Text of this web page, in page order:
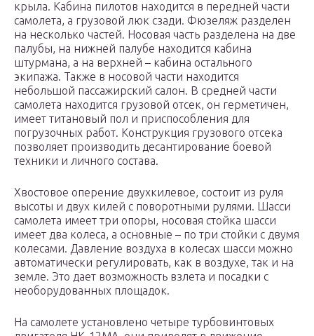
крыла. Кабина пилотов находится в передней части
самолета, а грузовой люк сзади. Фюзеляж разделен
на несколько частей. Носовая часть разделена на две
палубы, на нижней палубе находится кабина
штурмана, а на верхней – кабина остального
экипажа. Также в носовой части находится
небольшой пассажирский салон. В средней части
самолета находится грузовой отсек, он герметичен,
имеет титановый пол и приспособления для
погрузочных работ. Конструкция грузового отсека
позволяет производить десантирование боевой
техники и личного состава.
Хвостовое оперение двухкилевое, состоит из руля
высоты и двух килей с поворотными рулями. Шасси
самолета имеет три опоры, носовая стойка шасси
имеет два колеса, а основные – по три стойки с двумя
колесами. Давление воздуха в колесах шасси можно
автоматически регулировать, как в воздухе, так и на
земле. Это дает возможность взлета и посадки с
необорудованных площадок.
На самолете установлено четыре турбовинтовых